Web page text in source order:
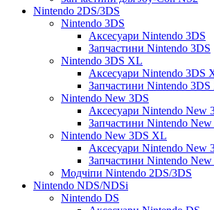
Nintendo 2DS/3DS
Nintendo 3DS
Аксесуари Nintendo 3DS
Запчастини Nintendo 3DS
Nintendo 3DS XL
Аксесуари Nintendo 3DS
Запчастини Nintendo
Nintendo New 3DS
Аксесуари Nintendo New
Запчастини Nintendo New
Nintendo New 3DS XL
Аксесуари Nintendo New
Запчастини Nintendo
Модчіпи Nintendo 2DS/3DS
Nintendo NDS/NDSi
Nintendo DS